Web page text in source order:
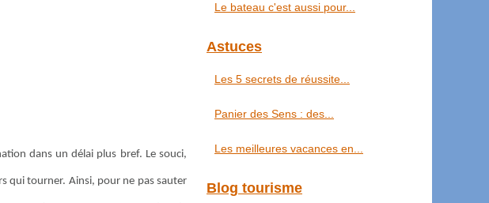
dans un délai plus bref. Le souci,
qui tourner. Ainsi, pour ne pas sauter
Le bateau c'est aussi pour...
Astuces
Les 5 secrets de réussite...
Panier des Sens : des...
Les meilleures vacances en...
Blog tourisme